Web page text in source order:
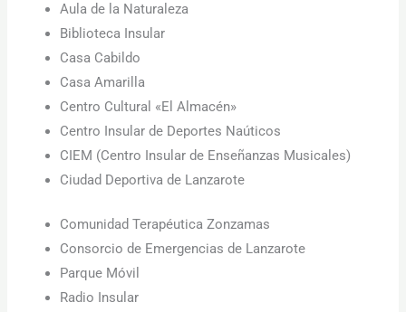
Aula de la Naturaleza
Biblioteca Insular
Casa Cabildo
Casa Amarilla
Centro Cultural «El Almacén»
Centro Insular de Deportes Naúticos
CIEM (Centro Insular de Enseñanzas Musicales)
Ciudad Deportiva de Lanzarote
Comunidad Terapéutica Zonzamas
Consorcio de Emergencias de Lanzarote
Parque Móvil
Radio Insular